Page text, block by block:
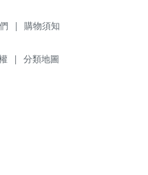
| 購物須知
| 分類地圖